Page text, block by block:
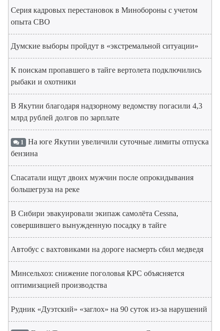
Серия кадровых перестановок в Минобороны с учетом
опыта СВО
Думские выборы пройдут в «экстремальной ситуации»
К поискам пропавшего в тайге вертолета подключились
рыбаки и охотники
В Якутии благодаря надзорному ведомству погасили 4,3
млрд рублей долгов по зарплате
1 На юге Якутии увеличили суточные лимиты отпуска
бензина
Спасатали ищут двоих мужчин после опрокидывания
большегруза на реке
В Сибири эвакуировали экипаж самолёта Cessna,
совершившего вынужденную посадку в тайге
Автобус с вахтовиками на дороге насмерть сбил медведя
Минсельхоз: снижение поголовья КРС объясняется
оптимизацией производства
Рудник «Дуэтский» «заглох» на 90 суток из-за нарушений